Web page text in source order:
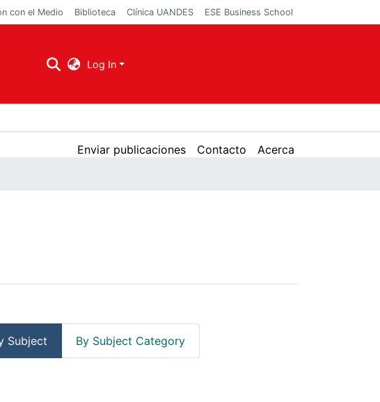
con el Medio Biblioteca Clínica UANDES ESE Business School
Log In
Enviar publicaciones Contacto
Acerca
Subject By Subject Category
Sociales--Santiago--Chile."